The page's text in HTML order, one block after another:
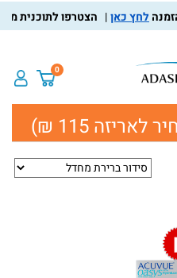
לחץ כאן הצטרפו לתוכנית
0
לאריזה 115 ₪)